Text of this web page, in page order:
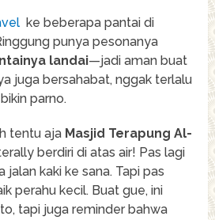
ke beberapa pantai di
punya pesonanya
landai—jadi aman buat
juga bersahabat, nggak terlalu
parno.
tentu aja Masjid Terapung Al-
berdiri di atas air! Pas lagi
jalan kaki ke sana. Tapi pas
perahu kecil. Buat gue, ini
tapi juga reminder bahwa